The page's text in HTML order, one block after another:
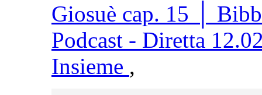
Giosuè cap. 15 │
Podcast - Diretta
Insieme ,